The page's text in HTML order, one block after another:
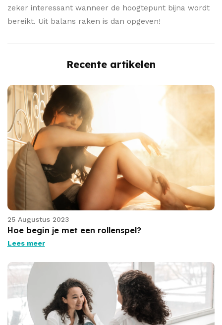
zeker interessant wanneer de hoogtepunt bijna wordt
bereikt. Uit balans raken is dan opgeven!
Recente artikelen
25 Augustus 2023
Hoe begin je met een rollenspel?
Lees meer